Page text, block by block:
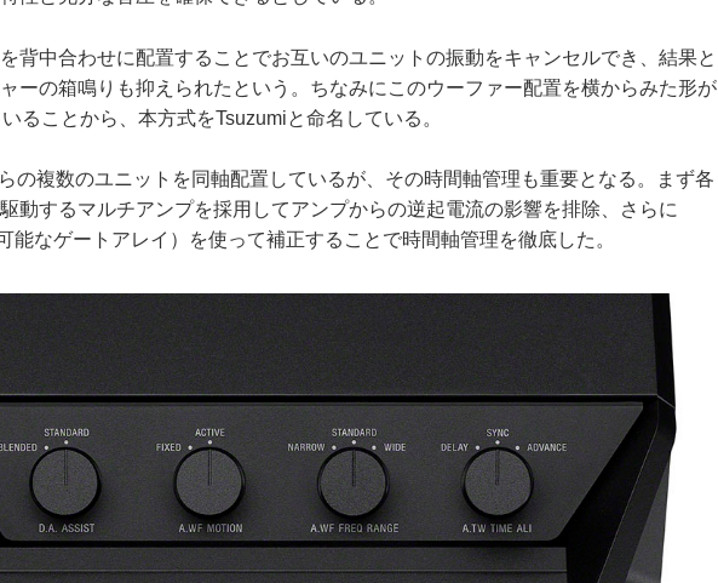
背中合わせに配置することでお互いのユニットの振動をキャンセルでき、結果と
ーの箱鳴りも抑えられたという。ちなみにこのウーファー配置を横からみた形が
ることから、本方式をTsuzumiと命名している。
の複数のユニットを同軸配置しているが、その時間軸管理も重要となる。まず各
動するマルチアンプを採用してアンプからの逆起電流の影響を排除、さらに
能なゲートアレイ）を使って補正することで時間軸管理を徹底した。